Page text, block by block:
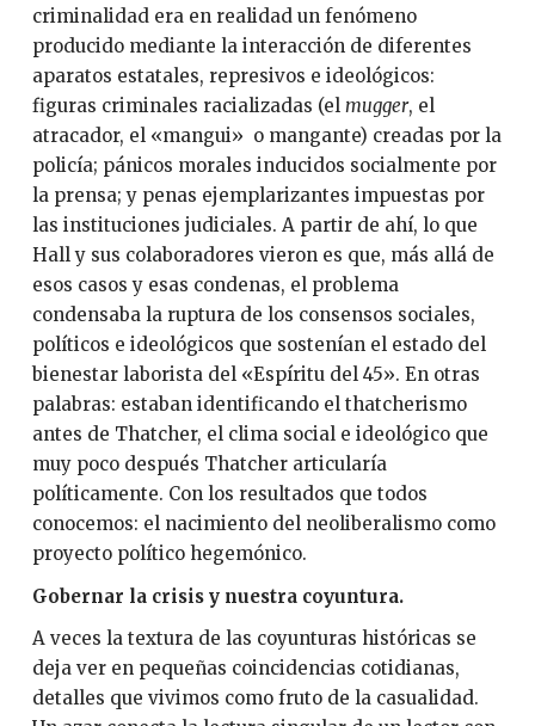
criminalidad era en realidad un fenómeno
producido mediante la interacción de diferentes
aparatos estatales, represivos e ideológicos:
figuras criminales racializadas (el mugger, el
atracador, el «mangui» o mangante) creadas por la
policía; pánicos morales inducidos socialmente por
la prensa; y penas ejemplarizantes impuestas por
las instituciones judiciales. A partir de ahí, lo que
Hall y sus colaboradores vieron es que, más allá de
esos casos y esas condenas, el problema
condensaba la ruptura de los consensos sociales,
políticos e ideológicos que sostenían el estado del
bienestar laborista del «Espíritu del 45». En otras
palabras: estaban identificando el thatcherismo
antes de Thatcher, el clima social e ideológico que
muy poco después Thatcher articularía
políticamente. Con los resultados que todos
conocemos: el nacimiento del neoliberalismo como
proyecto político hegemónico.
Gobernar la crisis y nuestra coyuntura.
A veces la textura de las coyunturas históricas se
deja ver en pequeñas coincidencias cotidianas,
detalles que vivimos como fruto de la casualidad.